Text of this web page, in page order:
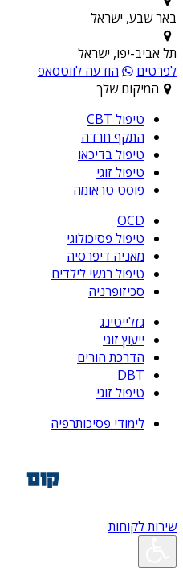
באר שבע, ישראל
תל אביב-יפו, ישראל
לפרטים
הודעה לווטסאפ
המיקום שלך
טיפול CBT
התקף חרדה
טיפול בדיכאו
טיפול זוגי
פוסט טראומה
OCD
טיפול פסיכולוגי
מאניה דיפרסיה
טיפול רגשי לילדים
סכיזופרניה
גזלייטינג
ייעוץ זוגי
הדרכת הורים
DBT
טיפול זוגי
לימודי פסיכותרפיה
שירות לקוחות